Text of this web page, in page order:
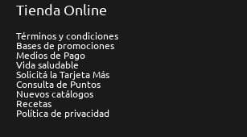
Tienda Online
Términos y condiciones
Bases de promociones
Medios de Pago
Vida saludable
Solicitá la Tarjeta Más
Consulta de Puntos
Nuevos catálogos
Recetas
Política de privacidad